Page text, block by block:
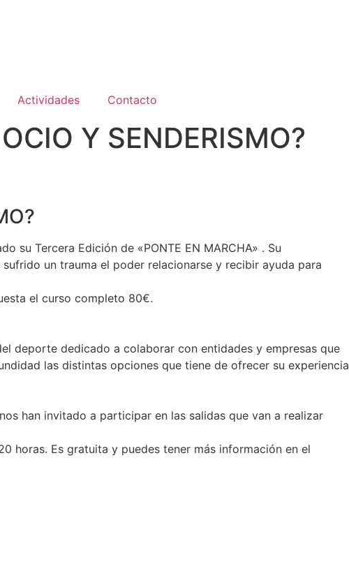
Actividades Contacto
Y SENDERISMO?
su Tercera Edición de «PONTE EN MARCHA» . Su
un trauma el poder relacionarse y recibir ayuda para
el curso completo 80€.
deporte dedicado a colaborar con entidades y empresas que
las distintas opciones que tiene de ofrecer su experiencia
han invitado a participar en las salidas que van a realizar
horas. Es gratuita y puedes tener más información en el